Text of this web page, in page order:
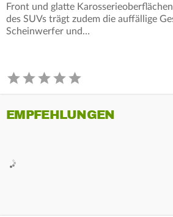
Front und glatte
des SUVs trägt zudem die auffällige
Scheinwerfer und…
EMPFEHLUNGEN